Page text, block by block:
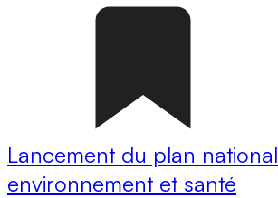
Lancement du plan national
environnement et santé